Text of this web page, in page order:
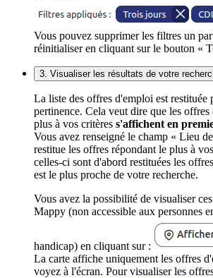
Vous pouvez supprimer les filtres un
réinitialiser en cliquant sur le bouton «
3. Visualiser les résultats de votre
La liste des offres d'emploi est restituée
pertinence. Cela veut dire que les
plus à vos critères s'affichent en
Vous avez renseigné le champ « Lieu
restitue les offres répondant le plus à
celles-ci sont d'abord restituées les
est le plus proche de votre recherche.
Vous avez la possibilité de visualiser
Mappy (non accessible aux personnes
handicap) en cliquant sur :
La carte affiche uniquement les offres
voyez à l'écran. Pour visualiser les